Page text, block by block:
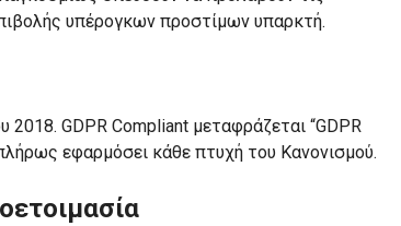
υπέρογκων προστίμων υπαρκτή.
GDPR Compliant μεταφράζεται “GDPR
εφαρμόσει κάθε πτυχή του Κανονισμού.